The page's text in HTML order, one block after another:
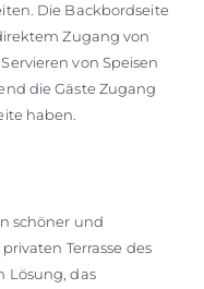
Die Backbordseite
Zugang von
von Speisen
die Gäste Zugang
haben.
schöner und
Terrasse des
Lösung, das